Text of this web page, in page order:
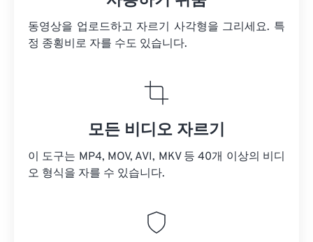
동영상을 업로드하고 자르기 사각형을 그리세요. 특
정 종횡비로 자를 수도 있습니다.
모든 비디오 자르기
이 도구는 MP4, MOV, AVI, MKV 등 40개 이상의 비디
오 형식을 자를 수 있습니다.